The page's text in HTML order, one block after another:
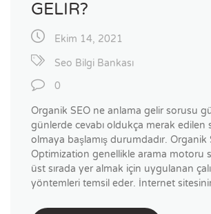
GELIR?
Ekim 14, 2021
Seo Bilgi Bankası
0
Organik SEO ne anlama gelir sorusu
günlerde cevabı oldukça merak edilen
olmaya başlamış durumdadır. Organik
Optimization genellikle arama motoru
üst sırada yer almak için uygulanan
yöntemleri temsil eder. İnternet sitesinin